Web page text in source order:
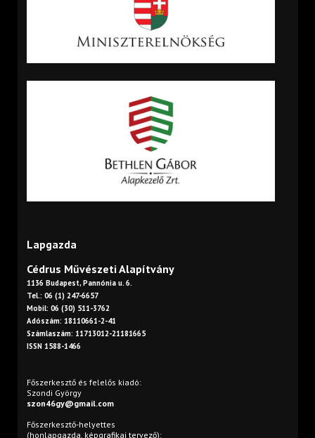
Lapgazda
Cédrus Művészeti Alapítvány
1136 Budapest, Pannónia u. 6.
Tel.: 06 (1) 247-6657
Mobil: 06 (30) 511-3762
Adószám: 18110661-2-41
Számlaszám: 11713012-21181665
ISSN 1588-1466
Főszerkesztő és felelős kiadó:
Szondi György
szon46gy@gmail.com
Főszerkesztő-helyettes
(honlapgazda, képgrafikai tervező):